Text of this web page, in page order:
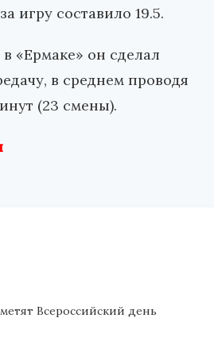
игру составило 19.5.
«Ермаке» он сделал
в среднем проводя
(23 смены).
Всероссийский день